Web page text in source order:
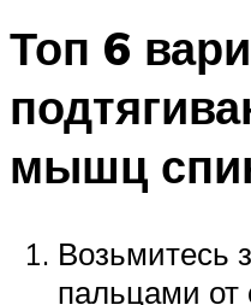
Топ 6
мышц
Возьмитесь
пальцами от